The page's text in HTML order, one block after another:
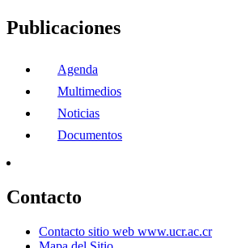
Publicaciones
Agenda
Multimedios
Noticias
Documentos
Contacto
Contacto sitio web www.ucr.ac.cr